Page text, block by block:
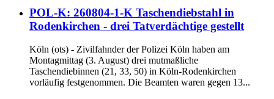
POL-K: 260804-1-K Taschendiebstahl in
Rodenkirchen - drei Tatverdächtige gestellt
Köln (ots) - Zivilfahnder der Polizei Köln haben am
Montagmittag (3. August) drei mutmaßliche
Taschendiebinnen (21, 33, 50) in Köln-Rodenkirchen
vorläufig festgenommen. Die Beamten waren gegen 13...